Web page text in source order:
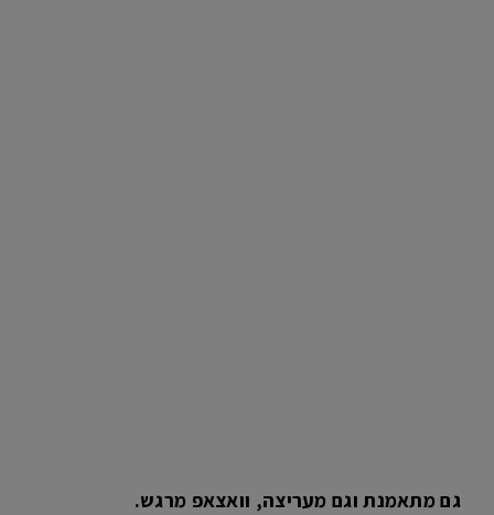
גם מתאמנת וגם מעריצה, וואצאפ מרגש.